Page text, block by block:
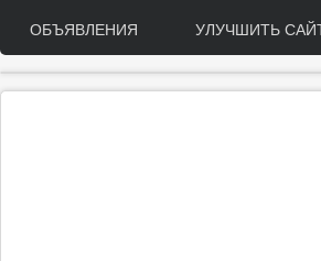
ОБЪЯВЛЕНИЯ УЛУЧШИТЬ